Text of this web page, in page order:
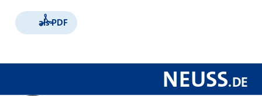
als PDF
NEUSS.DE